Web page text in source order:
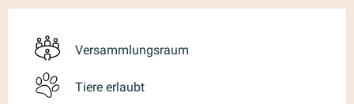
Versammlungsraum
Tiere erlaubt